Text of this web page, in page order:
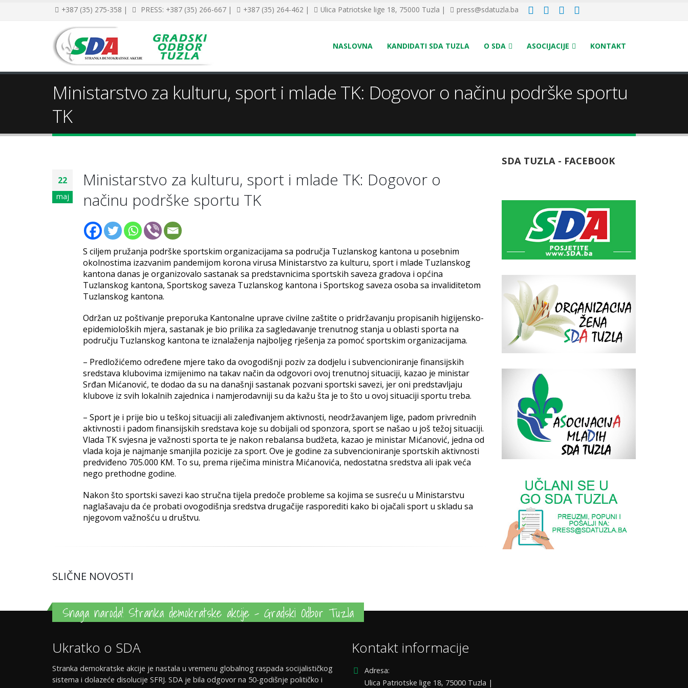
+387 (35) 275-358 | PRESS: +387 (35) 266-667 | +387 (35) 264-462 | Ulica Patriotske lige 18, 75000 Tuzla | press@sdatuzla.ba
NASLOVNA KANDIDATI SDA TUZLA O SDA ASOCIJACIJE KONTAKT
Ministarstvo za kulturu, sport i mlade TK: Dogovor o načinu podrške sportu
TK
22
maj
Ministarstvo za kulturu, sport i mlade TK: Dogovor o
načinu podrške sportu TK
S ciljem pružanja podrške sportskim organizacijama sa područja Tuzlanskog kantona u posebnim
okolnostima izazvanim pandemijom korona virusa Ministarstvo za kulturu, sport i mlade Tuzlanskog
kantona danas je organizovalo sastanak sa predstavnicima sportskih saveza gradova i općina
Tuzlanskog kantona, Sportskog saveza Tuzlanskog kantona i Sportskog saveza osoba sa invaliditetom
Tuzlanskog kantona.
Održan uz poštivanje preporuka Kantonalne uprave civilne zaštite o pridržavanju propisanih higijensko-
epidemioloških mjera, sastanak je bio prilika za sagledavanje trenutnog stanja u oblasti sporta na
području Tuzlanskog kantona te iznalaženja najboljeg rješenja za pomoć sportskim organizacijama.
– Predložićemo određene mjere tako da ovogodišnji poziv za dodjelu i subvencioniranje finansijskih
sredstava klubovima izmijenimo na takav način da odgovori ovoj trenutnoj situaciji, kazao je ministar
Srđan Mićanović, te dodao da su na današnji sastanak pozvani sportski savezi, jer oni predstavljaju
klubove iz svih lokalnih zajednica i namjerodavniji su da kažu šta je to što u ovoj situaciji sportu treba.
– Sport je i prije bio u teškoj situaciji ali zaleđivanjem aktivnosti, neodržavanjem lige, padom privrednih
aktivnosti i padom finansijskih sredstava koje su dobijali od sponzora, sport se našao u još težoj situaciji.
Vlada TK svjesna je važnosti sporta te je nakon rebalansa budžeta, kazao je ministar Mićanović, jedna od
vlada koja je najmanje smanjila pozicije za sport. Ove je godine za subvencioniranje sportskih aktivnosti
predviđeno 705.000 KM. To su, prema riječima ministra Mićanovića, nedostatna sredstva ali ipak veća
nego prethodne godine.
Nakon što sportski savezi kao stručna tijela predoče probleme sa kojima se susreću u Ministarstvu
naglašavaju da će probati ovogodišnja sredstva drugačije rasporediti kako bi ojačali sport u skladu sa
njegovom važnošću u društvu.
SLIČNE NOVOSTI
SDA TUZLA - FACEBOOK
Snaga naroda! Stranka demokratske akcije - Gradski Odbor Tuzla
Ukratko o SDA
Stranka demokratske akcije je nastala u vremenu globalnog raspada socijalističkog
sistema i dolazeće disolucije SFRJ. SDA je bila odgovor na 50-godišnje političko i
Kontakt informacije
Adresa:
Ulica Patriotske lige 18, 75000 Tuzla |